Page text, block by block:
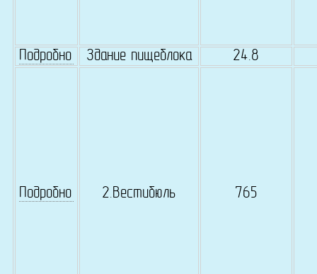
Подробно Здание пищеблока 24.8
Подробно 2.Вестибюль 765